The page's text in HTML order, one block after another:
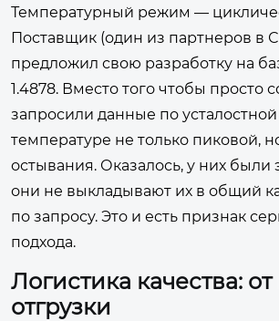
Температурный режим —
Поставщик (один из партнеров в
предложил свою разработку на
1.4878. Вместо того чтобы просто
запросили данные по
температуре не только пиковой,
остывания. Оказалось, у них были
они не выкладывают их в общий
по запросу. Это и есть признак
подхода.
Логистика качества:
отгрузки